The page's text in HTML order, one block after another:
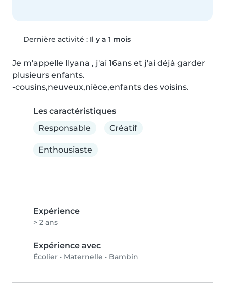
Dernière activité : Il y a 1 mois
Je m'appelle Ilyana , j'ai 16ans et j'ai déjà garder
plusieurs enfants.
-cousins,neuveux,nièce,enfants des voisins.
Les caractéristiques
Responsable
Créatif
Enthousiaste
Expérience
> 2 ans
Expérience avec
Écolier • Maternelle • Bambin